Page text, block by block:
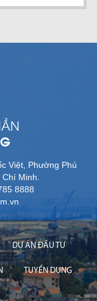
Việt, Phường Phú
Minh.
8888
DỰ ÁN ĐẦU TƯ
TUYỂN DỤNG